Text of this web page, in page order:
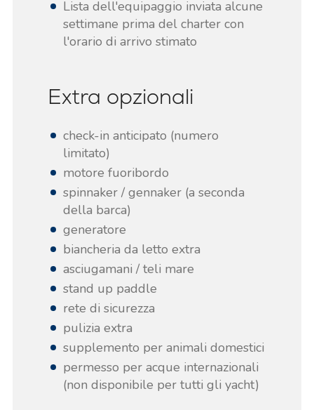
Lista dell'equipaggio inviata alcune
settimane prima del charter con
l'orario di arrivo stimato
Extra opzionali
check-in anticipato (numero
limitato)
motore fuoribordo
spinnaker / gennaker (a seconda
della barca)
generatore
biancheria da letto extra
asciugamani / teli mare
stand up paddle
rete di sicurezza
pulizia extra
supplemento per animali domestici
permesso per acque internazionali
(non disponibile per tutti gli yacht)